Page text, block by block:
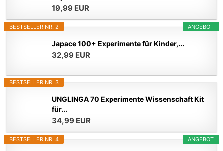
19,99 EUR
ANGEBOT
BESTSELLER NR. 2
Japace 100+ Experimente für Kinder,...
32,99 EUR
BESTSELLER NR. 3
UNGLINGA 70 Experimente Wissenschaft Kit
für...
34,99 EUR
ANGEBOT
BESTSELLER NR. 4